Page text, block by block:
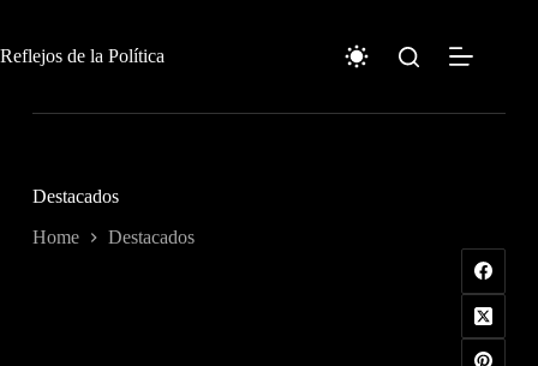
content
Reflejos de la Política
Destacados
Home Destacados